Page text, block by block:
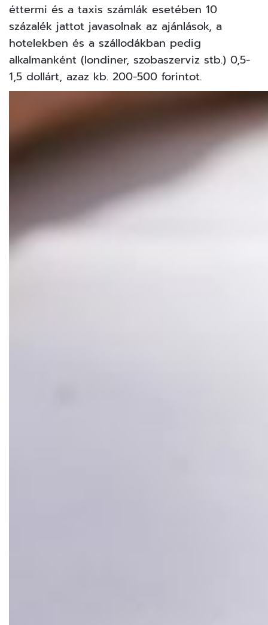
éttermi és a taxis számlák esetében 10
százalék jattot javasolnak az ajánlások, a
hotelekben és a szállodákban pedig
alkalmanként (londiner, szobaszerviz stb.) 0,5-
1,5 dollárt, azaz kb. 200-500 forintot.